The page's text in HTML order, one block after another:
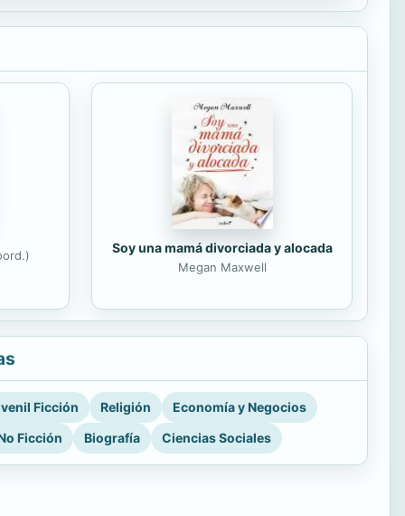
Soy una mamá divorciada y alocada
Megan Maxwell
Ficción Religión
Economía y Negocios
Ficción
Biografía Ciencias Sociales